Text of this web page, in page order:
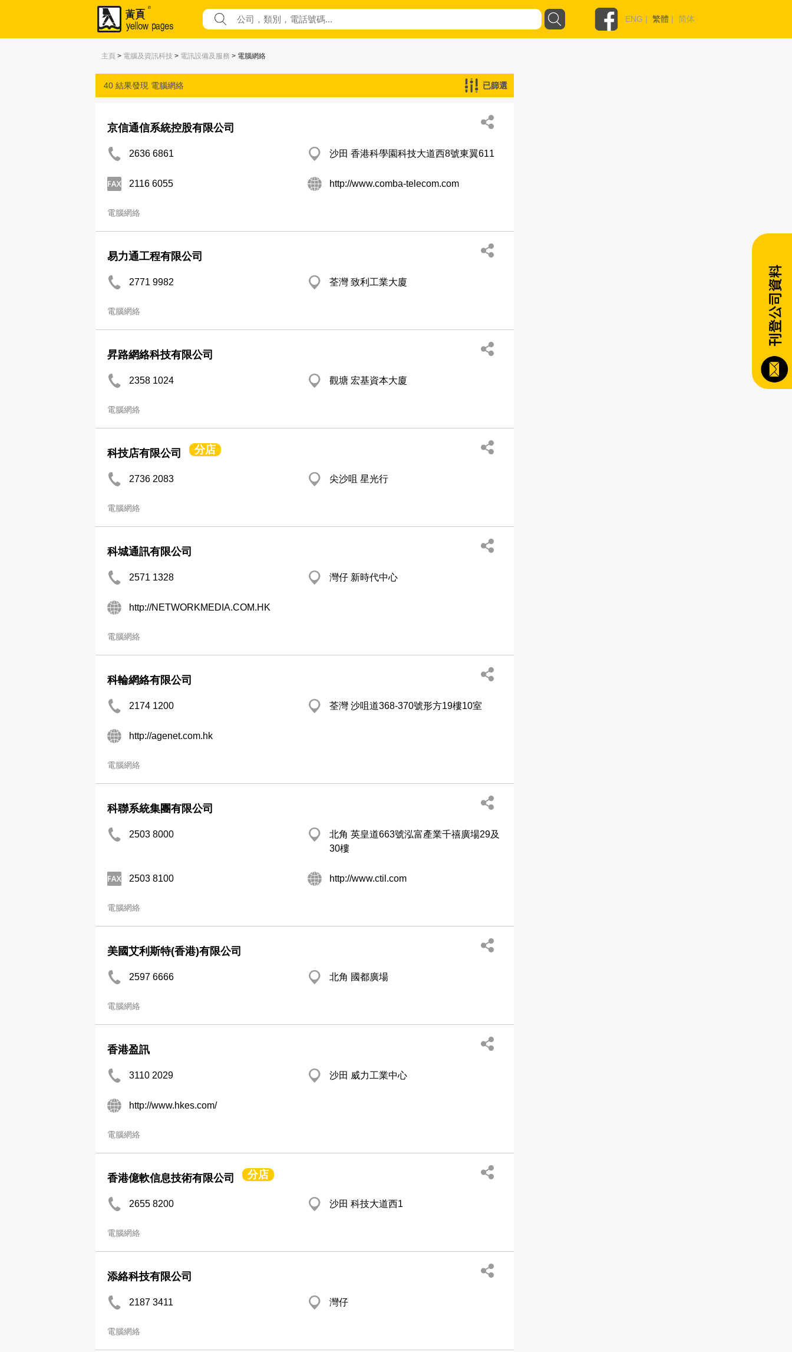
ENG | 繁體 | 简体
主頁 > 電腦及資訊科技 > 電訊設備及服務 > 電腦網絡
40 結果發現 電腦網絡 已篩選
京信通信系統控股有限公司
2636 6861 沙田 香港科學園科技大道西8號東翼611
2116 6055 http://www.comba-telecom.com
電腦網絡
易力通工程有限公司
2771 9982 荃灣 致利工業大廈
電腦網絡
昇路網絡科技有限公司
2358 1024 觀塘 宏基資本大廈
電腦網絡
科技店有限公司 分店
2736 2083 尖沙咀 星光行
電腦網絡
科城通訊有限公司
2571 1328 灣仔 新時代中心
http://NETWORKMEDIA.COM.HK
電腦網絡
科輪網絡有限公司
2174 1200 荃灣 沙咀道368-370號形方19樓10室
http://agenet.com.hk
電腦網絡
科聯系統集團有限公司
2503 8000
北角 英皇道663號泓富產業千禧廣場29及
30樓
2503 8100 http://www.ctil.com
電腦網絡
美國艾利斯特(香港)有限公司
2597 6666 北角 國都廣場
電腦網絡
香港盈訊
3110 2029 沙田 威力工業中心
http://www.hkes.com/
電腦網絡
香港億軟信息技術有限公司 分店
2655 8200 沙田 科技大道西1
電腦網絡
添絡科技有限公司
2187 3411 灣仔
電腦網絡